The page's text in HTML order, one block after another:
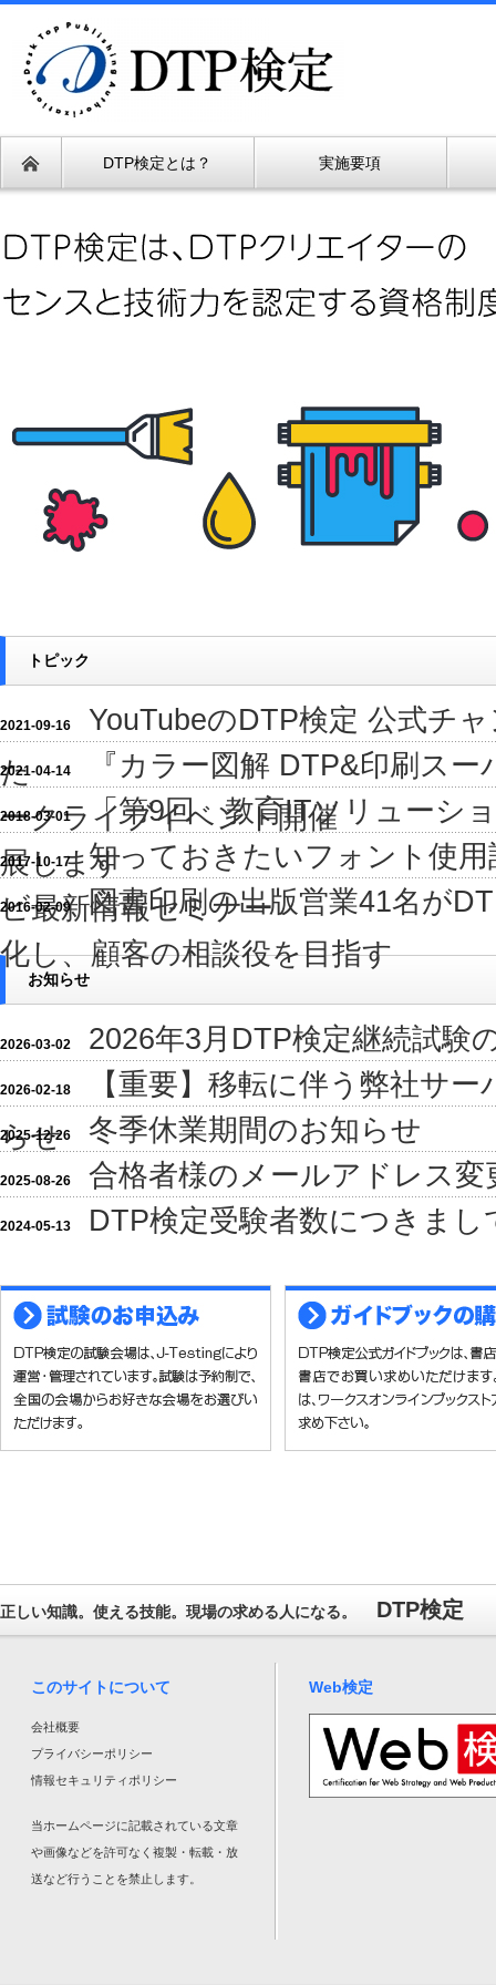
DTP検定とは？ 実施要項
トピック
2021-09-16
YouTubeのDTP検定 公式チ
た
2021-04-14
『カラー図解 DTP&印刷ス
ークライブイベント開催
2018-03-01
「第9回 教育ITソリューシ
展します
2017-10-17
知っておきたいフォント使
ビ最新情報セミナー
2016-02-09
図書印刷の出版営業41名が
化し、顧客の相談役を目指す
お知らせ
2026-03-02 2026年3月DTP検定継続試験
2026-02-18
【重要】移転に伴う弊社サ
らせ
2025-12-26 冬季休業期間のお知らせ
2025-08-26 合格者様のメールアドレス
2024-05-13 DTP検定受験者数につきまし
正しい知識。使える技能。現場の求める人になる。 DTP検定
このサイトについて
会社概要
プライバシーポリシー
情報セキュリティポリシー
当ホームページに記載されている文章
や画像などを許可なく複製・転載・放
送など行うことを禁止します。
Web検定